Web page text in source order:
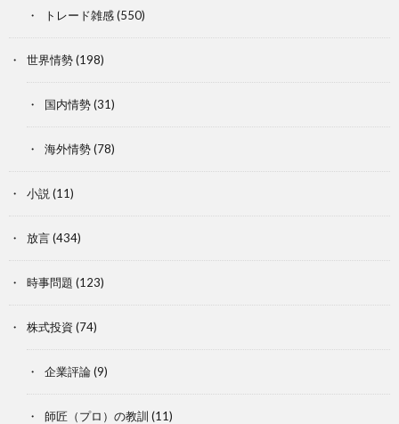
トレード雑感(550)
世界情勢(198)
国内情勢(31)
海外情勢(78)
小説 (11)
放言(434)
時事問題 (123)
株式投資 (74)
企業評論(9)
師匠（プロ）の教訓 (11)